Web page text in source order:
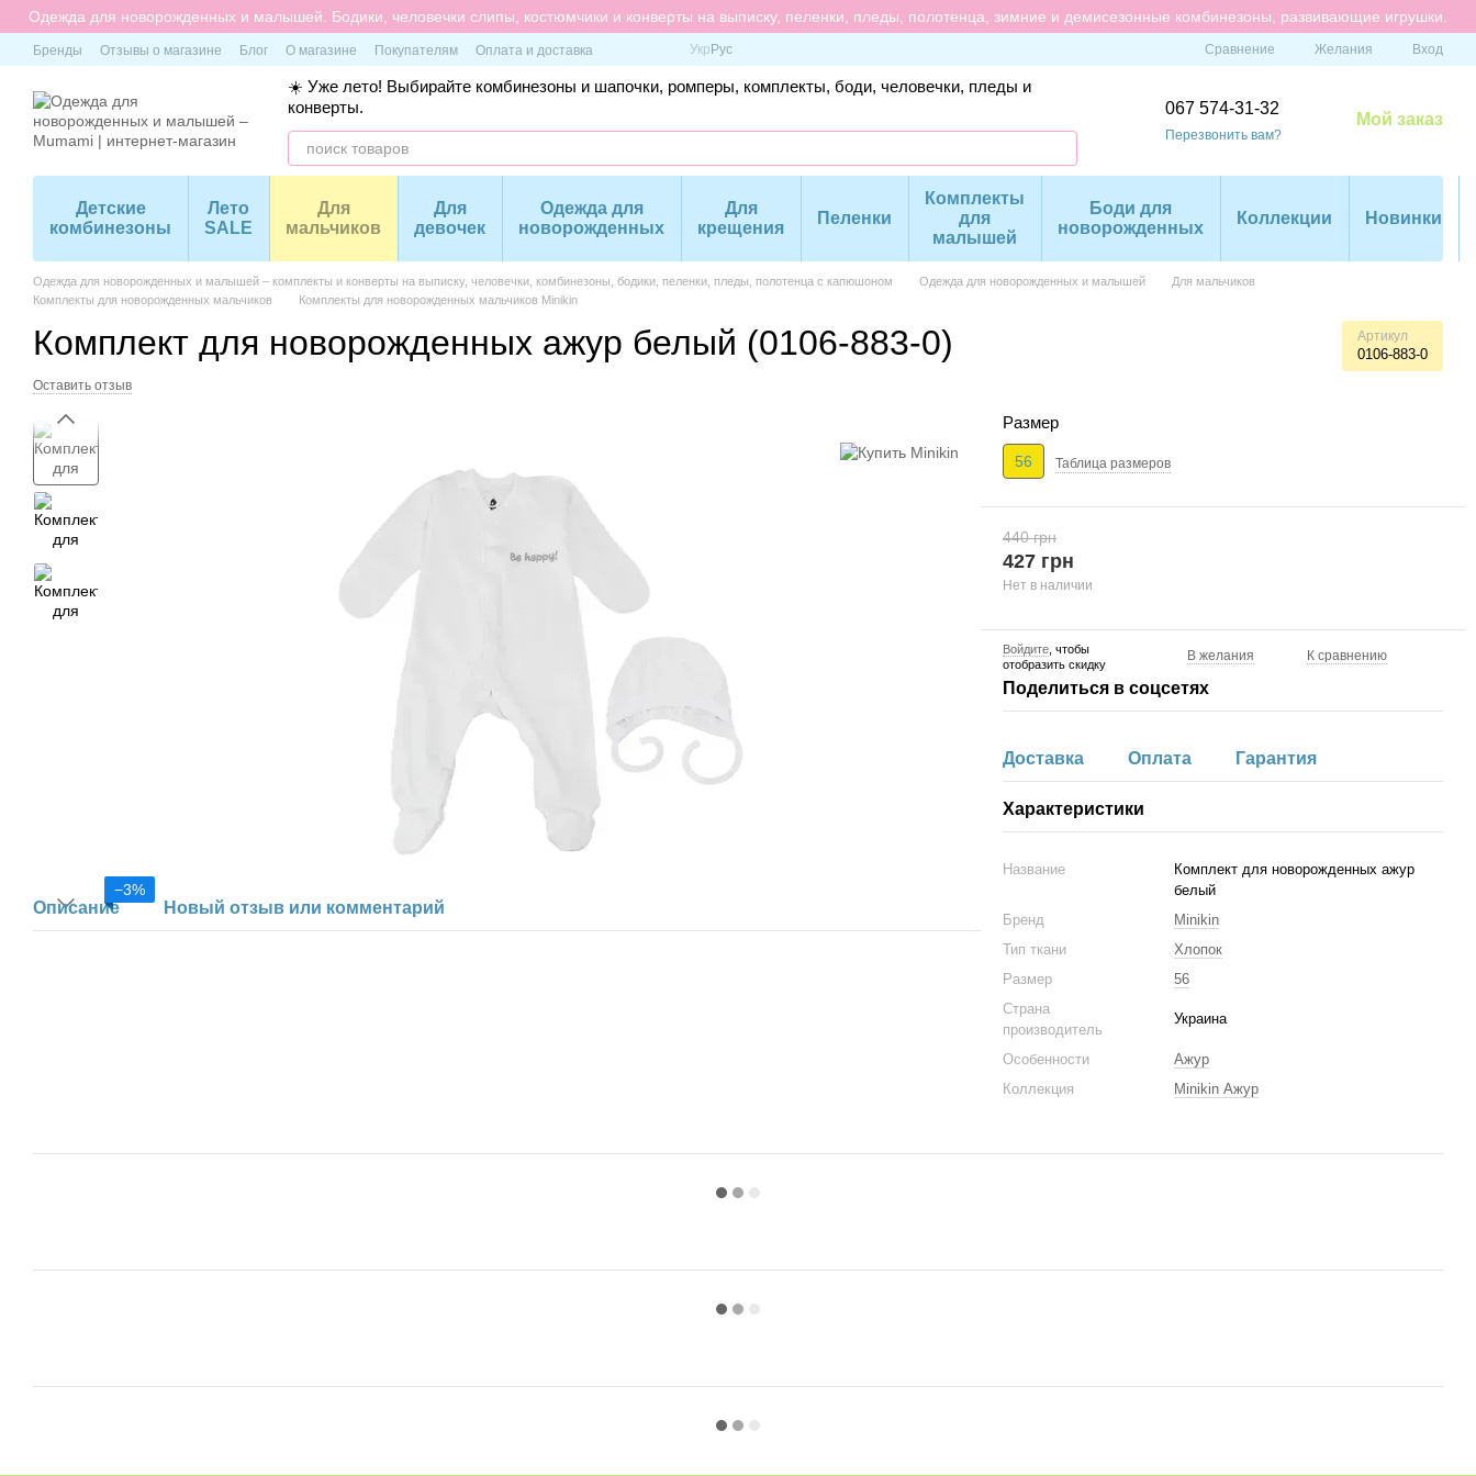
Перейти к основному контенту
Одежда для новорожденных и малышей. Бодики, человечки слипы, костюмчики и конверты на выписку, пеленки, пледы, полотенца, зимние и демисезонные комбинезоны, развивающие игрушки.
Бренды Отзывы о магазине Блог О магазине Покупателям Оплата и доставка Укр Рус Сравнение Желания Вход
☀️ Уже лето! Выбирайте комбинезоны и шапочки, ромперы, комплекты, боди, человечки, пледы и
конверты.
067 574-31-32
Перезвонить вам?
Мой заказ
Детские
комбинезоны
Лето
SALE
Для
мальчиков
Для
девочек
Одежда для
новорожденных
Для
крещения
Пеленки
Комплекты
для
малышей
Боди для
новорожденных
Коллекции Новинки
Одежда для новорожденных и малышей – комплекты и конверты на выписку, человечки, комбинезоны, бодики, пеленки, пледы, полотенца с капюшоном Одежда для новорожденных и малышей
Для мальчиков
Комплекты для новорожденных мальчиков
Комплекты для новорожденных мальчиков Minikin
Комплект для новорожденных ажур белый (0106-883-0) Артикул
0106-883-0
Оставить отзыв
−3%
Описание Новый отзыв или комментарий
Размер
56 Таблица размеров
440 грн
427 грн
Нет в наличии
Войдите , чтобы
отобразить скидку
В желания К сравнению
Поделиться в соцсетях
Доставка Оплата Гарантия
Характеристики
Название
Комплект для новорожденных ажур
белый
Бренд
Minikin
Тип ткани
Хлопок
Размер
56
Страна
производитель
Украина
Особенности
Ажур
Коллекция
Minikin Ажур